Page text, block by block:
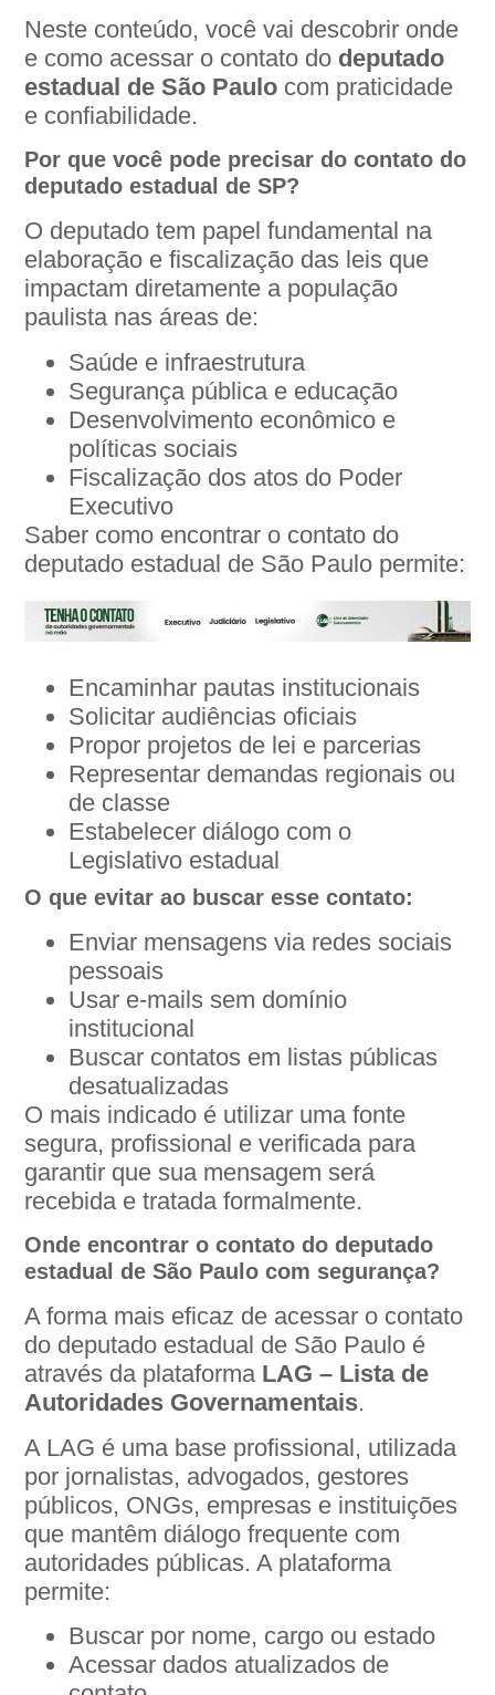
Neste conteúdo, você vai descobrir onde
e como acessar o contato do deputado
estadual de São Paulo com praticidade
e confiabilidade.
Por que você pode precisar do contato do
deputado estadual de SP?
O deputado tem papel fundamental na
elaboração e fiscalização das leis que
impactam diretamente a população
paulista nas áreas de:
Saúde e infraestrutura
Segurança pública e educação
Desenvolvimento econômico e
políticas sociais
Fiscalização dos atos do Poder
Executivo
Saber como encontrar o contato do
deputado estadual de São Paulo permite:
Encaminhar pautas institucionais
Solicitar audiências oficiais
Propor projetos de lei e parcerias
Representar demandas regionais ou
de classe
Estabelecer diálogo com o
Legislativo estadual
O que evitar ao buscar esse contato:
Enviar mensagens via redes sociais
pessoais
Usar e-mails sem domínio
institucional
Buscar contatos em listas públicas
desatualizadas
O mais indicado é utilizar uma fonte
segura, profissional e verificada para
garantir que sua mensagem será
recebida e tratada formalmente.
Onde encontrar o contato do deputado
estadual de São Paulo com segurança?
A forma mais eficaz de acessar o contato
do deputado estadual de São Paulo é
através da plataforma LAG – Lista de
Autoridades Governamentais.
A LAG é uma base profissional, utilizada
por jornalistas, advogados, gestores
públicos, ONGs, empresas e instituições
que mantêm diálogo frequente com
autoridades públicas. A plataforma
permite:
Buscar por nome, cargo ou estado
Acessar dados atualizados de